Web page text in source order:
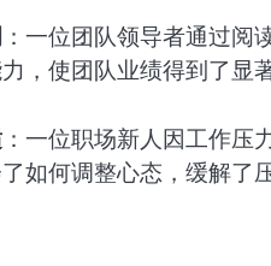
：一位团队领导者通过
，使团队业绩得到了显著
：一位职场新人因工作
如何调整心态，缓解了压